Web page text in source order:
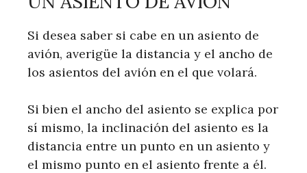
Si desea saber si cabe en un asiento de
avión, averigüe la distancia y el ancho de
los asientos del avión en el que volará.
Si bien el ancho del asiento se explica por
sí mismo, la inclinación del asiento es la
distancia entre un punto en un asiento y
el mismo punto en el asiento frente a él.